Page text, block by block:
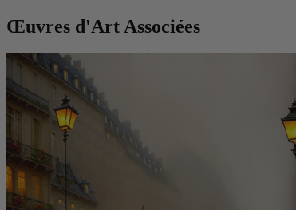
Œuvres d'Art Associées